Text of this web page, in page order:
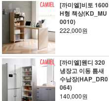
[까미엘]비토 1600
H형 책상(KD_MU
0010)
222,000원
[까미엘]웬디 320
냉장고 이동 틈새
수납장(HAP_DR0
064)
140,000원